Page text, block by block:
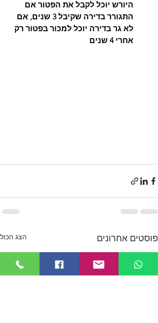
היורש יוכל לקבל את הפטור אם
התגורר בדירה שקיבל 3 שנים, אם
לא גר בדירה יוכל למכור בפטור רק
אחרי 4 שנים
פוסטים אחרונים הצג הכול